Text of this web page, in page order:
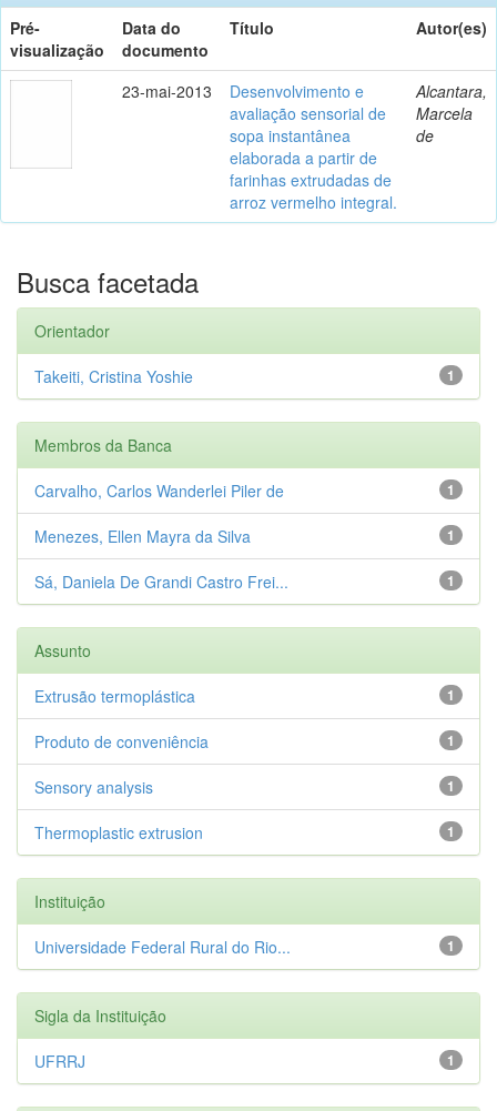
Pré-
visualização
Data do
documento
Título Autor(es)
23-mai-2013
Desenvolvimento e
avaliação sensorial de
sopa instantânea
elaborada a partir de
farinhas extrudadas de
arroz vermelho integral.
Alcantara,
Marcela
de
Busca facetada
Orientador
1
Takeiti, Cristina Yoshie
Membros da Banca
1
Carvalho, Carlos Wanderlei Piler de
1
Menezes, Ellen Mayra da Silva
1
Sá, Daniela De Grandi Castro Frei...
Assunto
1
Extrusão termoplástica
1
Produto de conveniência
1
Sensory analysis
1
Thermoplastic extrusion
Instituição
1
Universidade Federal Rural do Rio...
Sigla da Instituição
1
UFRRJ